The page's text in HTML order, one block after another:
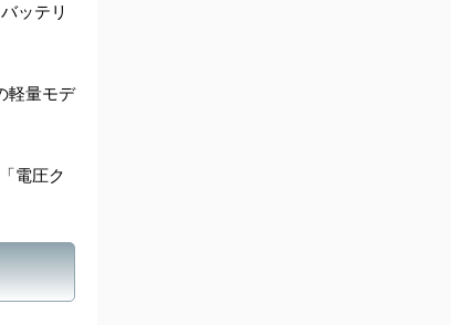
ッテリ
軽量モデ
電圧ク